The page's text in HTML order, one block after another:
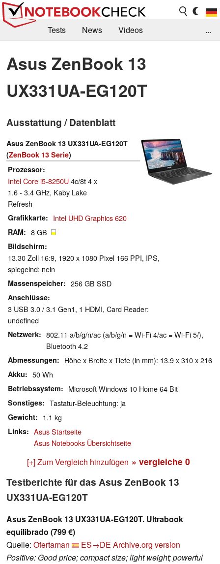
Tests News
Videos
Kaufberatung
Deals Suche
Forum
...
Asus ZenBook 13
UX331UA-EG120T
Ausstattung / Datenblatt
Asus ZenBook 13 UX331UA-EG120T
(ZenBook 13 Serie)
Prozessor
Intel Core i5-8250U4c/8t 4 x
1.6 - 3.4 GHz, Kaby Lake
Refresh
Grafikkarte Intel UHD Graphics 620
RAM 8 GB
Bildschirm
13.30 Zoll 16:9, 1920 x 1080 Pixel 166 PPI, IPS,
spiegelnd: nein
Massenspeicher 256 GB SSD
Anschlüsse
3 USB 3.0 / 3.1 Gen1, 1 HDMI, Card Reader:
undefined
Netzwerk
802.11 a/b/g/n/ac (a/b/g/n = Wi-Fi 4/ac = Wi-Fi 5/),
Bluetooth 4.2
Abmessungen Höhe x Breite x Tiefe (in mm): 13.9 x 310 x 216
Akku 50 Wh
Betriebssystem Microsoft Windows 10 Home 64 Bit
Sonstiges Tastatur-Beleuchtung: ja
Gewicht 1.1 kg
Links
Asus Startseite
Asus Notebooks Übersichtseite
[+] Zum Vergleich hinzufügen » vergleiche 0
Testberichte für das Asus ZenBook 13
UX331UA-EG120T
Asus ZenBook 13 UX331UA-EG120T. Ultrabook
equilibrado (799 €)
Quelle: Ofertaman ES→DE Archive.org version
Positive: Good price; compact size; light weight; powerful